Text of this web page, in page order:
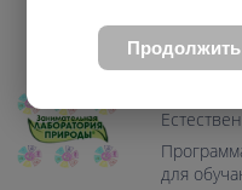
Возраст:
для
Продолжить